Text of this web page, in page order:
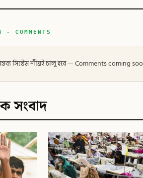
· COMMENTS
সিস্টেম শীঘ্রই চালু হবে — Comments coming
সংবাদ